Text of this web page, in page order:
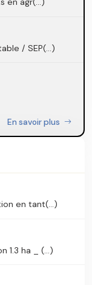
/ SEP(...)
En savoir plus
en tant(...)
1.3 ha _ (...)